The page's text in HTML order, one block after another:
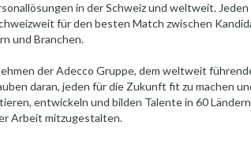
in der Schweiz und weltweit. Jeden
für den besten Match zwischen
und Branchen.
der Adecco Gruppe, dem weltweit
daran, jeden für die Zukunft fit zu machen
entwickeln und bilden Talente in 60
Arbeit mitzugestalten.